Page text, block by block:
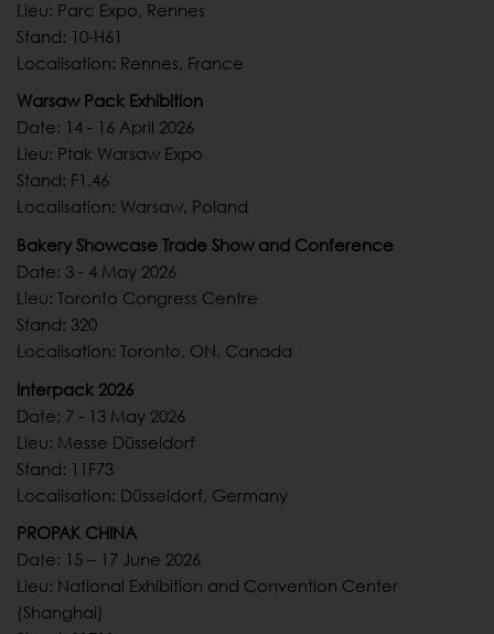
Lieu: Parc Expo, Rennes
Stand: 10-H61
Localisation: Rennes, France
Warsaw Pack Exhibition
Date: 14 - 16 April 2026
Lieu: Ptak Warsaw Expo
Stand: F1.46
Localisation: Warsaw, Poland
Bakery Showcase Trade Show and Conference
Date: 3 - 4 May 2026
Lieu: Toronto Congress Centre
Stand: 320
Localisation: Toronto, ON, Canada
Interpack 2026
Date: 7 - 13 May 2026
Lieu: Messe Düsseldorf
Stand: 11F73
Localisation: Düsseldorf, Germany
PROPAK CHINA
Date: 15 – 17 June 2026
Lieu: National Exhibition and Convention Center
(Shanghai)